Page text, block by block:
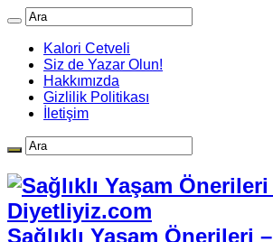
Kalori Cetveli
Siz de Yazar Olun!
Hakkımızda
Gizlilik Politikası
İletişim
Sağlıklı Yaşam Önerileri –